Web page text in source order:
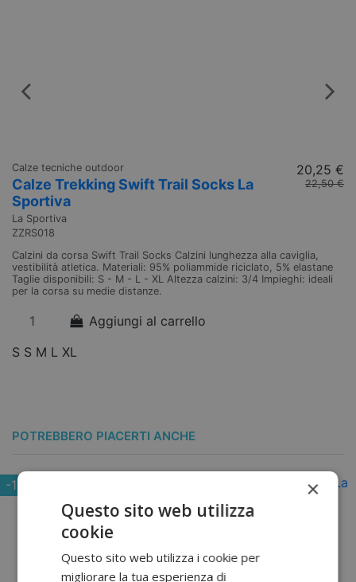
Calze tecniche outdoor
Calze Trekking Swift Trail Socks La
Sportiva
La Sportiva
ZZRS018
20,25 €
22,50 €
Calzini da corsa Swift Trail Socks Calzini lunghezza alla caviglia,
vestibilità atletica. Materiali: 95% poliammide riciclato, 5% elastane
Taglie disponibili: S - M - L - XL Altezza calzini: 3/4 Impieghi: ideali
per la corsa su medie distanze.
Aggiungi al carrello
S S M L XL
POTREBBERO PIACERTI ANCHE
-10% ×
Questo sito web utilizza
cookie
Questo sito web utilizza i cookie per
migliorare la tua esperienza di